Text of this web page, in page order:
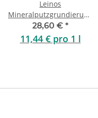
Leinos
Mineralputzgrundierung
Voranstrich 622 - 2,5
Liter
28,60 € *
11,44 € pro 1 l